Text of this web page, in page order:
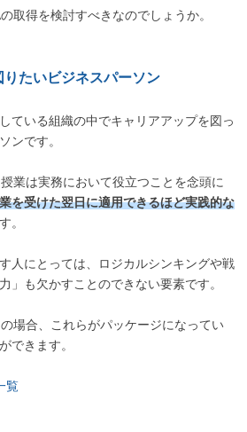
取得を検討すべきなのでしょうか。
たいビジネスパーソン
ている組織の中でキャリアアップを図っ
ンです。
業は実務において役立つことを念頭に
を受けた翌日に適用できるほど実践的な
。
人にとっては、ロジカルシンキングや戦
」も欠かすことのできない要素です。
場合、これらがパッケージになってい
できます。
覧